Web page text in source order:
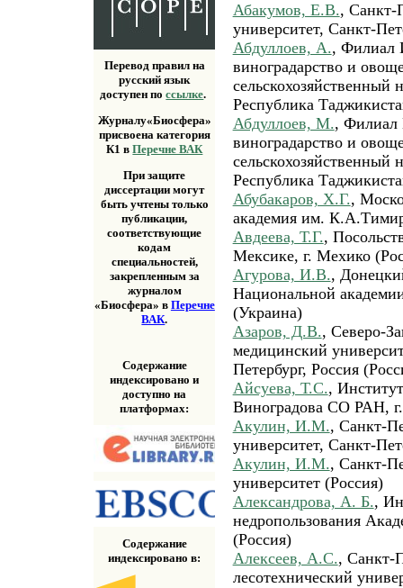
Перевод правил на
русский язык
доступен поссылке.
Журналу«Биосфера»
присвоена категория
К1 вПеречне ВАК
При защите
диссертации могут
быть учтены только
публикации,
соответствующие
кодам
специальностей,
закрепленным за
журналом
«Биосфера» в Перечне
ВАК.
Содержание
индексировано и
доступно на
платформах:
Содержание
индексировано в:
Абакумов, Е.В., Санкт-
университет, Санкт-
Абдуллоев, А., Филиал
виноградарство и
сельскохозяйственный
Республика
Абдуллоев, М., Филиал
виноградарство и
сельскохозяйственный
Республика
Абубакаров, Х.Г.,
академия им.
Авдеева, Т.Г.,
Мексике, г. Мехико
Агурова, И.В.,
Национальной
(Украина)
Азаров, Д.В., Северо-
медицинский
Петербург, Россия
Айсуева, Т.С.,
Виноградова СО РАН,
Акулин, И.М., Санкт-
университет, Санкт-
Акулин, И.М., Санкт-
университет (Россия)
Александрова, А. Б.,
недропользования
(Россия)
Алексеев, А.С., Санкт-
лесотехнический